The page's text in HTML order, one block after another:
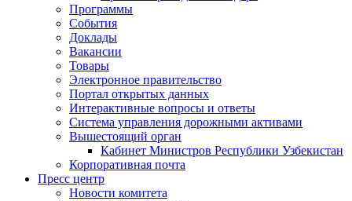
Программы
Cобытия
Доклады
Вакансии
Товары
Электронное правительство
Портал открытых данных
Интерактивные вопросы и ответы
Система управления дорожными активами
Вышестоящий орган
Кабинет Министров Республики Узбекистан
Корпоративная почта
Пресс центр
Новости комитета